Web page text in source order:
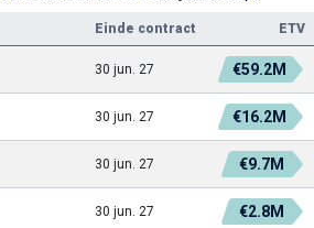
Einde contract
ETV
30 jun. 27 €59.2M
30 jun. 27 €16.2M
30 jun. 27 €9.7M
30 jun. 27 €2.8M